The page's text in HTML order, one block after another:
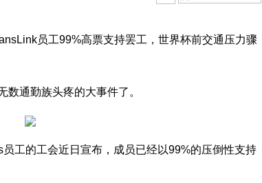
员工99%高票支持罢工，世界杯前交通压力骤
数通勤族头疼的大事件了。
工的工会近日宣布，成员已经以99%的压倒性支持